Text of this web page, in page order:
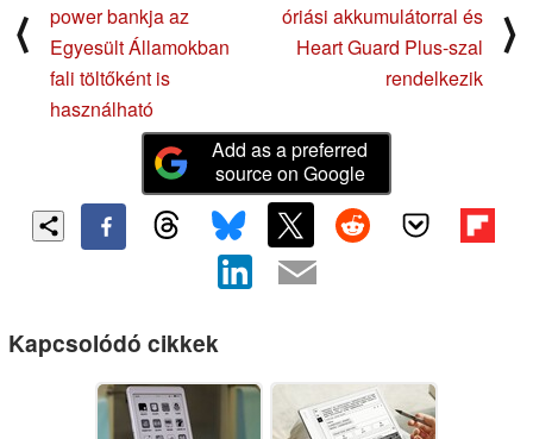
⟨
power bankja az
Egyesült Államokban
fali töltőként is
használható
óriási akkumulátorral és
Heart Guard Plus-szal
rendelkezik
⟩
Add as a preferred
source on Google
Kapcsolódó cikkek